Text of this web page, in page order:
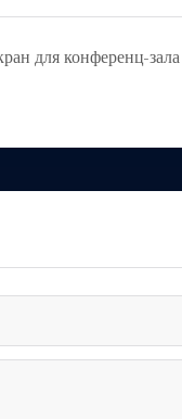
для конференц-